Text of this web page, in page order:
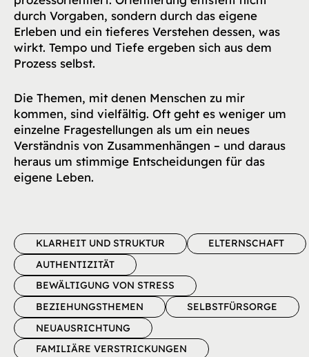
durch Vorgaben, sondern durch das eigene
Erleben und ein tieferes Verstehen dessen, was
wirkt. Tempo und Tiefe ergeben sich aus dem
Prozess selbst.
Die Themen, mit denen Menschen zu mir
kommen, sind vielfältig. Oft geht es weniger um
einzelne Fragestellungen als um ein neues
Verständnis von Zusammenhängen – und daraus
heraus um stimmige Entscheidungen für das
eigene Leben.
KLARHEIT UND STRUKTUR
ELTERNSCHAFT
AUTHENTIZITÄT
BEWÄLTIGUNG VON STRESS
BEZIEHUNGSTHEMEN
SELBSTFÜRSORGE
NEUAUSRICHTUNG
FAMILIÄRE VERSTRICKUNGEN